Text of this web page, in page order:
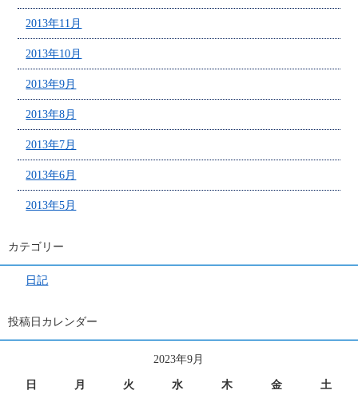
2013年11月
2013年10月
2013年9月
2013年8月
2013年7月
2013年6月
2013年5月
カテゴリー
日記
投稿日カレンダー
2023年9月
日 月 火 水 木 金
土